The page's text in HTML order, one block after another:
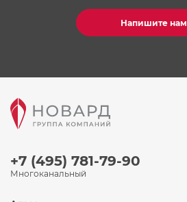
Напишите нам
+7 (495) 781-79-90
Многоканальный